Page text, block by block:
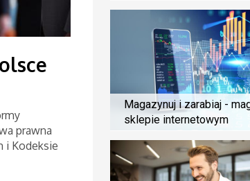
prawna
i Kodeksie
Magazynuj i zarabiaj -
sklepie internetowym